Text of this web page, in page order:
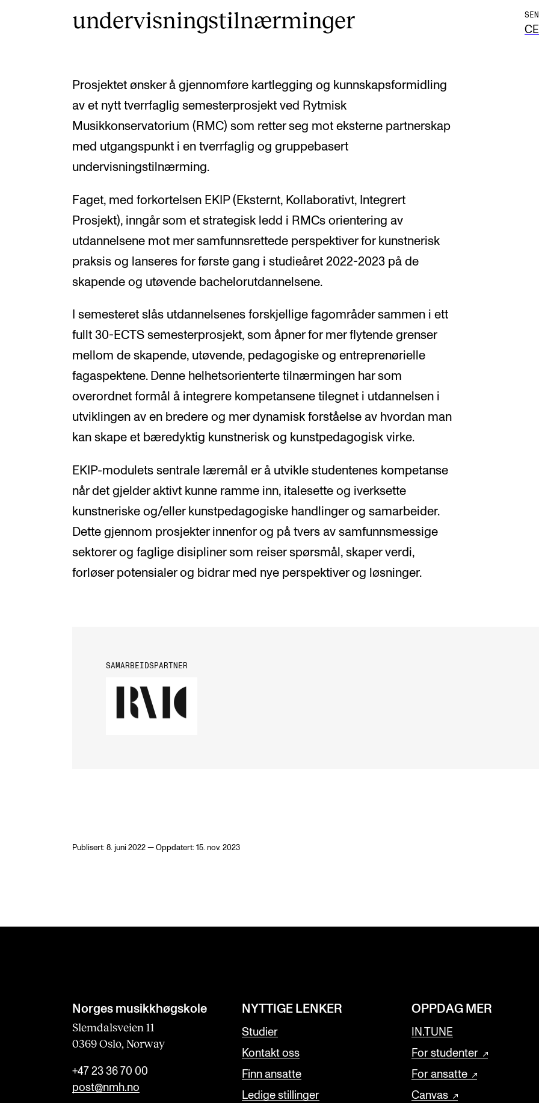
undervisningstilnærminger
Prosjektet ønsker å gjennomføre kartlegging og kunnskapsformidling
av et nytt tverrfaglig semesterprosjekt ved Rytmisk
Musikkonservatorium (RMC) som retter seg mot eksterne partnerskap
med utgangspunkt i en tverrfaglig og gruppebasert
undervisningstilnærming.
Faget, med forkortelsen EKIP (Eksternt, Kollaborativt, Integrert
Prosjekt), inngår som et strategisk ledd i RMCs orientering av
utdannelsene mot mer samfunnsrettede perspektiver for kunstnerisk
praksis og lanseres for første gang i studieåret 2022-2023 på de
skapende og utøvende bachelorutdannelsene.
I semesteret slås utdannelsenes forskjellige fagområder sammen i ett
fullt 30-ECTS semesterprosjekt, som åpner for mer flytende grenser
mellom de skapende, utøvende, pedagogiske og entreprenørielle
fagaspektene. Denne helhetsorienterte tilnærmingen har som
overordnet formål å integrere kompetansene tilegnet i utdannelsen i
utviklingen av en bredere og mer dynamisk forståelse av hvordan man
kan skape et bæredyktig kunstnerisk og kunstpedagogisk virke.
EKIP-modulets sentrale læremål er å utvikle studentenes kompetanse
når det gjelder aktivt kunne ramme inn, italesette og iverksette
kunstneriske og/eller kunstpedagogiske handlinger og samarbeider.
Dette gjennom prosjekter innenfor og på tvers av samfunnsmessige
sektorer og faglige disipliner som reiser spørsmål, skaper verdi,
forløser potensialer og bidrar med nye perspektiver og løsninger.
SAMARBEIDSPARTNER
Publisert: 8. juni 2022 — Oppdatert: 15. nov. 2023
Norges musikk­høgskole
Slemdalsveien 11
0369 Oslo, Norway
+47 23 36 70 00
post@nmh.no
NYTTIGE LENKER
Studier
Kontakt oss
Finn ansatte
Ledige stillinger
OPPDAG MER
IN.TUNE
For studenter
For ansatte
Canvas